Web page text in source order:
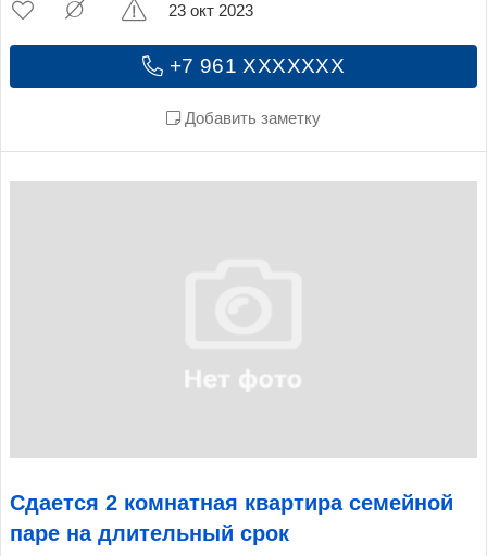
+7 961 XXXXXXX
Добавить заметку
23 окт 2023
Сдается 2 комнатная квартира семейной
паре на длительный срок